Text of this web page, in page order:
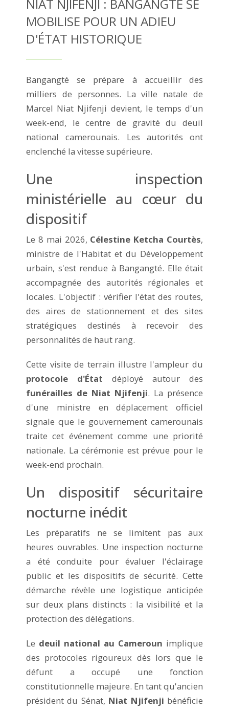
NIAT NJIFENJI : BANGANGTÉ SE
MOBILISE POUR UN ADIEU
D'ÉTAT HISTORIQUE
Bangangté se prépare à accueillir des
milliers de personnes. La ville natale de
Marcel Niat Njifenji devient, le temps d'un
week-end, le centre de gravité du deuil
national camerounais. Les autorités ont
enclenché la vitesse supérieure.
Une inspection
ministérielle au cœur du
dispositif
Le 8 mai 2026, Célestine Ketcha Courtès,
ministre de l'Habitat et du Développement
urbain, s'est rendue à Bangangté. Elle était
accompagnée des autorités régionales et
locales. L'objectif : vérifier l'état des routes,
des aires de stationnement et des sites
stratégiques destinés à recevoir des
personnalités de haut rang.
Cette visite de terrain illustre l'ampleur du
protocole d'État déployé autour des
funérailles de Niat Njifenji. La présence
d'une ministre en déplacement officiel
signale que le gouvernement camerounais
traite cet événement comme une priorité
nationale. La cérémonie est prévue pour le
week-end prochain.
Un dispositif sécuritaire
nocturne inédit
Les préparatifs ne se limitent pas aux
heures ouvrables. Une inspection nocturne
a été conduite pour évaluer l'éclairage
public et les dispositifs de sécurité. Cette
démarche révèle une logistique anticipée
sur deux plans distincts : la visibilité et la
protection des délégations.
Le deuil national au Cameroun implique
des protocoles rigoureux dès lors que le
défunt a occupé une fonction
constitutionnelle majeure. En tant qu'ancien
président du Sénat, Niat Njifenji bénéficie